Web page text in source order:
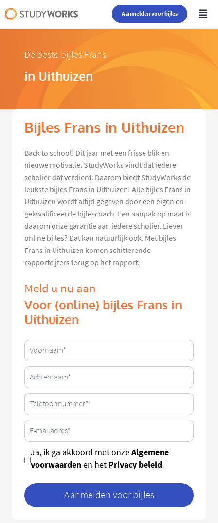
Aanmelden voor bijles
De beste bijles Frans
in Uithuizen
Bijles Frans in Uithuizen
Back to school! Dit jaar met een frisse blik en
nieuwe motivatie. StudyWorks vindt dat iedere
scholier dat verdient. Daarom biedt StudyWorks de
leukste bijles Frans in Uithuizen! Alle bijles Frans in
Uithuizen wordt altijd gegeven door een eigen en
gekwalificeerde bijlescoach. Een aanpak op maat is
daarom onze garantie aan iedere scholier. Liever
online bijles? Dat kan natuurlijk ook. Met bijles
Frans in Uithuizen komen schitterende
rapportcijfers terug op het rapport!
Meld u nu aan
Voor (online) bijles Frans in
Uithuizen
Ja, ik ga akkoord met onzeAlgemene
voorwaardenen het Privacy beleid.
Aanmelden voor bijles